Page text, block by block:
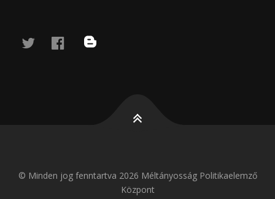
twitterfacebook
blog
© Minden jog fenntartva 2026 Méltányosság Politikaelemző
Központ